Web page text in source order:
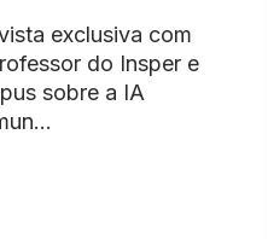
exclusiva com
do Insper e
sobre a IA